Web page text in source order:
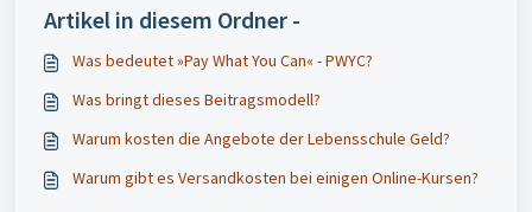
Artikel in diesem Ordner -
Was bedeutet »Pay What You Can« - PWYC?
Was bringt dieses Beitragsmodell?
Warum kosten die Angebote der Lebensschule Geld?
Warum gibt es Versandkosten bei einigen Online-Kursen?